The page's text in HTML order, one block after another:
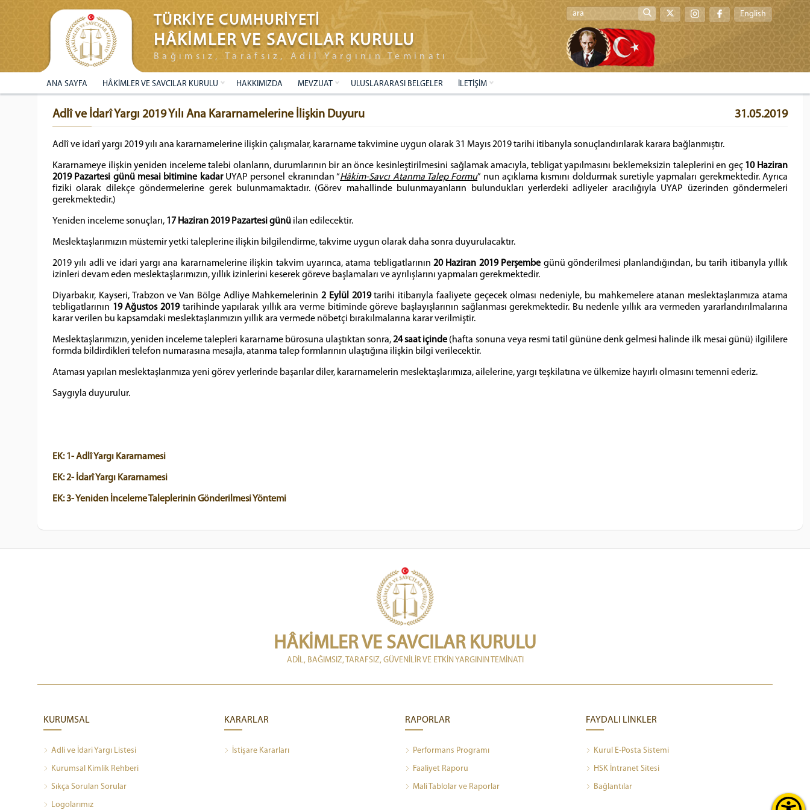
TÜRKİYE CUMHURİYETİ
HÂKİMLER VE SAVCILAR KURULU
Bağımsız, Tarafsız, Adil Yargının Teminatı
English
ANA SAYFA HÂKİMLER VE SAVCILAR KURULU HAKKIMIZDA MEVZUAT ULUSLARARASI BELGELER İLETİŞİM
Adlî ve İdarî Yargı 2019 Yılı Ana Kararnamelerine İlişkin Duyuru 31.05.2019
Adlî ve idarî yargı 2019 yılı ana kararnamelerine ilişkin çalışmalar, kararname takvimine uygun olarak 31 Mayıs 2019 tarihi itibarıyla sonuçlandırılarak karara bağlanmıştır.
Kararnameye ilişkin yeniden inceleme talebi olanların, durumlarının bir an önce kesinleştirilmesini sağlamak amacıyla, tebligat yapılmasını beklemeksizin taleplerini en geç 10 Haziran
2019 Pazartesi günü mesai bitimine kadarUYAP personel ekranından “Hâkim-Savcı Atanma Talep Formu” nun açıklama kısmını doldurmak suretiyle yapmaları gerekmektedir. Ayrıca
fiziki olarak dilekçe göndermelerine gerek bulunmamaktadır. (Görev mahallinde bulunmayanların bulundukları yerlerdeki adliyeler aracılığıyla UYAP üzerinden göndermeleri
gerekmektedir.)
Yeniden inceleme sonuçları, 17 Haziran 2019 Pazartesi günü ilan edilecektir.
Meslektaşlarımızın müstemir yetki taleplerine ilişkin bilgilendirme, takvime uygun olarak daha sonra duyurulacaktır.
2019 yılı adli ve idari yargı ana kararnamelerine ilişkin takvim uyarınca, atama tebligatlarının20 Haziran 2019 Perşembe günü gönderilmesi planlandığından, bu tarih itibarıyla yıllık
izinleri devam eden meslektaşlarımızın, yıllık izinlerini keserek göreve başlamaları ve ayrılışlarını yapmaları gerekmektedir.
Diyarbakır, Kayseri, Trabzon ve Van Bölge Adliye Mahkemelerinin2 Eylül 2019tarihi itibarıyla faaliyete geçecek olması nedeniyle, bu mahkemelere atanan meslektaşlarımıza atama
tebligatlarının 19 Ağustos 2019tarihinde yapılarak yıllık ara verme bitiminde göreve başlayışlarının sağlanması gerekmektedir. Bu nedenle yıllık ara vermeden yararlandırılmalarına
karar verilen bu kapsamdaki meslektaşlarımızın yıllık ara vermede nöbetçi bırakılmalarına karar verilmiştir.
Meslektaşlarımızın, yeniden inceleme talepleri kararname bürosuna ulaştıktan sonra,24 saat içinde (hafta sonuna veya resmi tatil gününe denk gelmesi halinde ilk mesai günü) ilgililere
formda bildirdikleri telefon numarasına mesajla, atanma talep formlarının ulaştığına ilişkin bilgi verilecektir.
Ataması yapılan meslektaşlarımıza yeni görev yerlerinde başarılar diler, kararnamelerin meslektaşlarımıza, ailelerine, yargı teşkilatına ve ülkemize hayırlı olmasını temenni ederiz.
Saygıyla duyurulur.
EK: 1- Adlî Yargı Kararnamesi
EK: 2- İdarî Yargı Kararnamesi
EK: 3- Yeniden İnceleme Taleplerinin Gönderilmesi Yöntemi
HÂKİMLER VE SAVCILAR KURULU
ADİL, BAĞIMSIZ, TARAFSIZ, GÜVENİLİR VE ETKİN YARGININ TEMİNATI
KURUMSAL
Adli ve İdari Yargı Listesi
Kurumsal Kimlik Rehberi
Sıkça Sorulan Sorular
Logolarımız
KARARLAR
İstişare Kararları
RAPORLAR
Performans Programı
Faaliyet Raporu
Mali Tablolar ve Raporlar
FAYDALI LİNKLER
Kurul E-Posta Sistemi
HSK İntranet Sitesi
Bağlantılar